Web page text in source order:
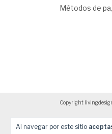
Al navegar por este sitio
Métodos de
Copyright